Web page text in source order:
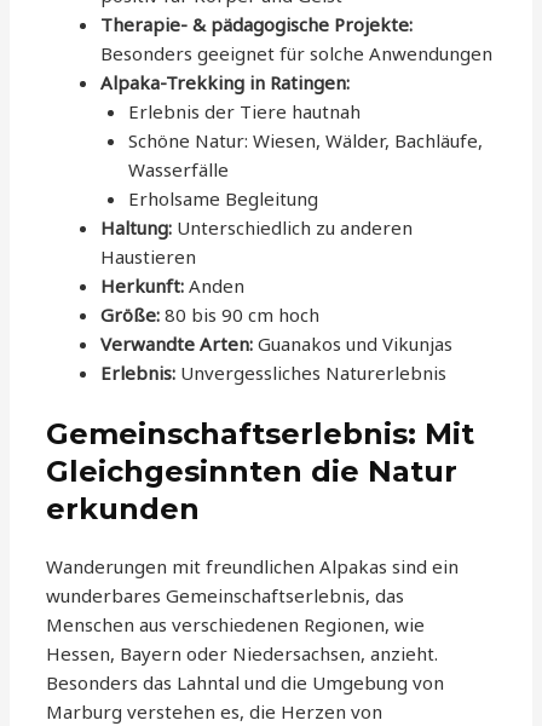
Therapie- & pädagogische Projekte:
Besonders geeignet für solche Anwendungen
Alpaka-Trekking in Ratingen:
Erlebnis der Tiere hautnah
Schöne Natur: Wiesen, Wälder, Bachläufe,
Wasserfälle
Erholsame Begleitung
Haltung: Unterschiedlich zu anderen
Haustieren
Herkunft: Anden
Größe: 80 bis 90 cm hoch
Verwandte Arten: Guanakos und Vikunjas
Erlebnis: Unvergessliches Naturerlebnis
Gemeinschaftserlebnis: Mit
Gleichgesinnten die Natur
erkunden
Wanderungen mit freundlichen Alpakas sind ein
wunderbares Gemeinschaftserlebnis, das
Menschen aus verschiedenen Regionen, wie
Hessen, Bayern oder Niedersachsen, anzieht.
Besonders das Lahntal und die Umgebung von
Marburg verstehen es, die Herzen von